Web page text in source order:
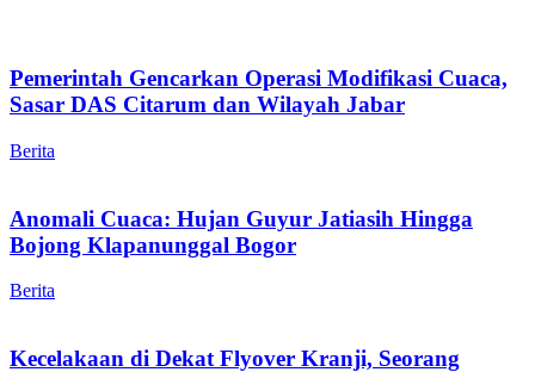
Pemerintah Gencarkan Operasi Modifikasi Cuaca,
Sasar DAS Citarum dan Wilayah Jabar
Berita
Anomali Cuaca: Hujan Guyur Jatiasih Hingga
Bojong Klapanunggal Bogor
Berita
Kecelakaan di Dekat Flyover Kranji, Seorang